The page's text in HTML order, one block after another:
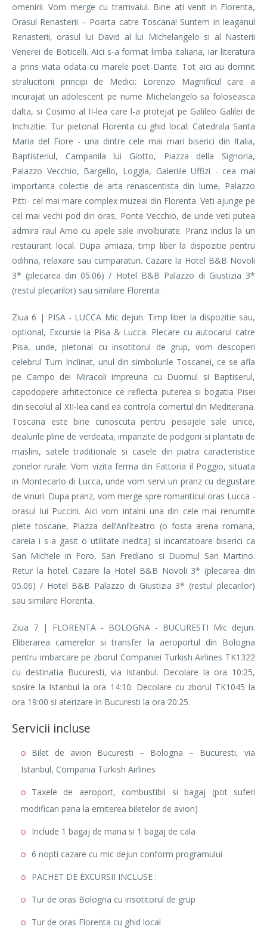
omenirii. Vom merge cu tramvaiul. Bine ati venit in Florenta,
Orasul Renasterii – Poarta catre Toscana! Suntem in leaganul
Renasterii, orasul lui David al lui Michelangelo si al Nasterii
Venerei de Boticelli. Aici s-a format limba italiana, iar literatura
a prins viata odata cu marele poet Dante. Tot aici au domnit
stralucitorii principi de Medici: Lorenzo Magnificul care a
incurajat un adolescent pe nume Michelangelo sa foloseasca
dalta, si Cosimo al II-lea care l-a protejat pe Galileo Galilei de
Inchizitie. Tur pietonal Florenta cu ghid local: Catedrala Santa
Maria del Fiore - una dintre cele mai mari biserici din Italia,
Baptisteriul, Campanila lui Giotto, Piazza della Signoria,
Palazzo Vecchio, Bargello, Loggia, Galeriile Uffizi - cea mai
importanta colectie de arta renascentista din lume, Palazzo
Pitti- cel mai mare complex muzeal din Florenta. Veti ajunge pe
cel mai vechi pod din oras, Ponte Vecchio, de unde veti putea
admira raul Arno cu apele sale involburate. Pranz inclus la un
restaurant local. Dupa amiaza, timp liber la dispozitie pentru
odihna, relaxare sau cumparaturi. Cazare la Hotel B&B Novoli
3* (plecarea din 05.06) / Hotel B&B Palazzo di Giustizia 3*
(restul plecarilor) sau similare Florenta.
Ziua 6 | PISA - LUCCA Mic dejun. Timp liber la dispozitie sau,
optional, Excursie la Pisa & Lucca. Plecare cu autocarul catre
Pisa, unde, pietonal cu insotitorul de grup, vom descoperi
celebrul Turn Inclinat, unul din simbolurile Toscanei, ce se afla
pe Campo dei Miracoli impreuna cu Duomul si Baptiserul,
capodopere arhitectonice ce reflecta puterea si bogatia Pisei
din secolul al XII-lea cand ea controla comertul din Mediterana.
Toscana este bine cunoscuta pentru peisajele sale unice,
dealurile pline de verdeata, impanzite de podgorii si plantatii de
maslini, satele traditionale si casele din piatra caracteristice
zonelor rurale. Vom vizita ferma din Fattoria il Poggio, situata
in Montecarlo di Lucca, unde vom servi un pranz cu degustare
de vinuri. Dupa pranz, vom merge spre romanticul oras Lucca -
orasul lui Puccini. Aici vom intalni una din cele mai renumite
piete toscane, Piazza dell’Anfiteatro (o fosta arena romana,
careia i s-a gasit o utilitate inedita) si incantatoare biserici ca
San Michele in Foro, San Frediano si Duomul San Martino.
Retur la hotel. Cazare la Hotel B&B Novoli 3* (plecarea din
05.06) / Hotel B&B Palazzo di Giustizia 3* (restul plecarilor)
sau similare Florenta.
Ziua 7 | FLORENTA - BOLOGNA - BUCURESTI Mic dejun.
Eliberarea camerelor si transfer la aeroportul din Bologna
pentru imbarcare pe zborul Companiei Turkish Airlines TK1322
cu destinatia Bucuresti, via Istanbul. Decolare la ora 10:25,
sosire la Istanbul la ora 14:10. Decolare cu zborul TK1045 la
ora 19:00 si aterizare in Bucuresti la ora 20:25.
Servicii incluse
Bilet de avion Bucuresti – Bologna – Bucuresti, via
Istanbul, Compania Turkish Airlines
Taxele de aeroport, combustibil si bagaj (pot suferi
modificari pana la emiterea biletelor de avion)
Include 1 bagaj de mana si 1 bagaj de cala
6 nopti cazare cu mic dejun conform programului
PACHET DE EXCURSII INCLUSE :
Tur de oras Bologna cu insotitorul de grup
Tur de oras Florenta cu ghid local